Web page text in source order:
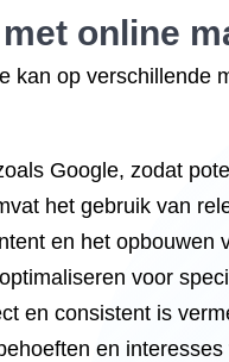
online
op verschillende
Google, zodat
het gebruik van
en het opbouwen
voor
en consistent is
en